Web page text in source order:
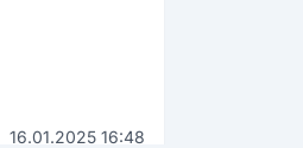
16.01.2025 16:48